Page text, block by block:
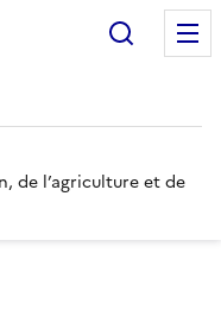
de l’agriculture et de